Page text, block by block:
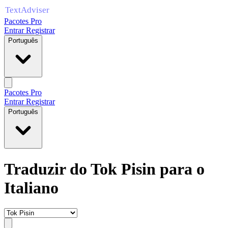
Pacotes Pro
EntrarRegistrar
Português
Pacotes Pro
EntrarRegistrar
Português
Traduzir do Tok Pisin para o
Italiano